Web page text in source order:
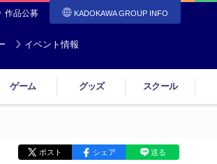
作品公募 KADOKAWA GROUP INFO
イベント情報
ゲーム グッズ スクール
ポスト シェア 送る